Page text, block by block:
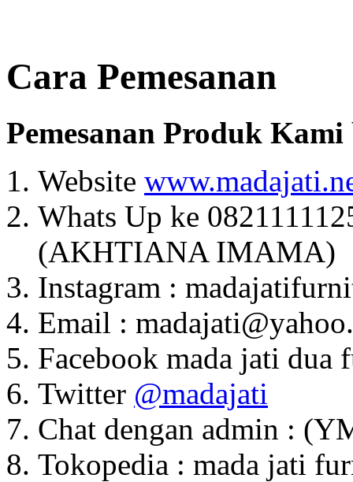
Cara Pemesanan
Pemesanan Produk
Website
Whats Up ke
(AKHTIANA IMAMA)
Instagram :
Email :
Facebook mada jati dua
Twitter @madajati
Chat dengan admin :
Tokopedia : mada jati